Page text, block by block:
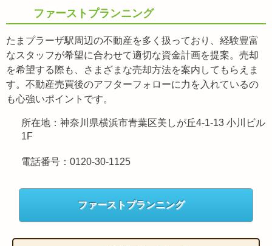
ファーストプランニング
たまプラーザ駅周辺の不動産を多く扱っており、経験豊富
なスタッフが希望に合わせて適切な資金計画を提案。売却
を希望する際も、さまざまな売却方法を案内してもらえま
す。不動産売買後のアフターフォローに力を入れているの
も心強いポイントです。
所在地：神奈川県横浜市青葉区美しが丘4-1-13 小川ビル
1F
電話番号：0120-30-1125
ファーストプランニング